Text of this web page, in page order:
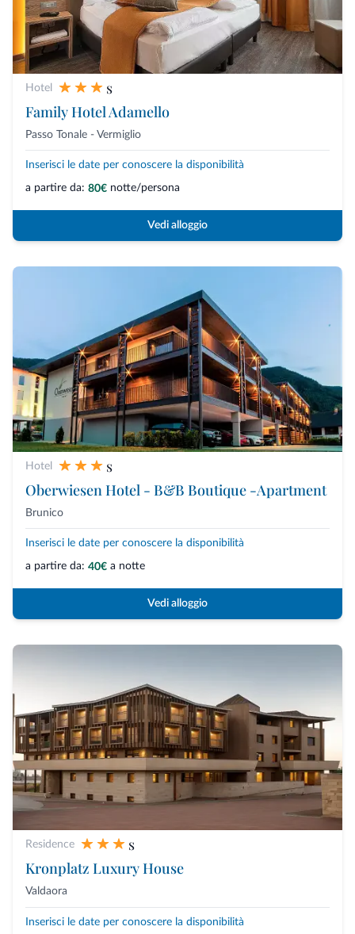
Hotel
s
Family Hotel Adamello
Passo Tonale - Vermiglio
Inserisci le date per conoscere la disponibilità
a partire da: 80€ notte/persona
Vedi alloggio
Hotel
s
Oberwiesen Hotel - B&B Boutique -Apartment
Brunico
Inserisci le date per conoscere la disponibilità
a partire da: 40€ a notte
Vedi alloggio
Residence
s
Kronplatz Luxury House
Valdaora
Inserisci le date per conoscere la disponibilità